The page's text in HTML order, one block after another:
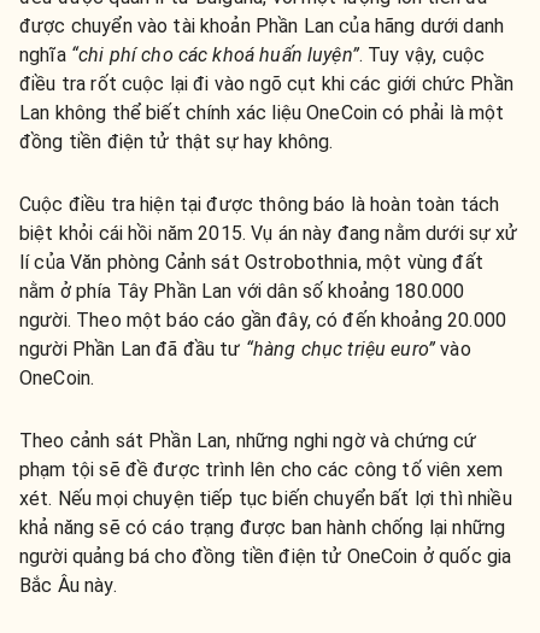
được chuyển vào tài khoản Phần Lan của hãng dưới danh
nghĩa “chi phí cho các khoá huấn luyện”. Tuy vậy, cuộc
điều tra rốt cuộc lại đi vào ngõ cụt khi các giới chức Phần
Lan không thể biết chính xác liệu OneCoin có phải là một
đồng tiền điện tử thật sự hay không.
Cuộc điều tra hiện tại được thông báo là hoàn toàn tách
biệt khỏi cái hồi năm 2015. Vụ án này đang nằm dưới sự xử
lí của Văn phòng Cảnh sát Ostrobothnia, một vùng đất
nằm ở phía Tây Phần Lan với dân số khoảng 180.000
người. Theo một báo cáo gần đây, có đến khoảng 20.000
người Phần Lan đã đầu tư “hàng chục triệu euro” vào
OneCoin.
Theo cảnh sát Phần Lan, những nghi ngờ và chứng cứ
phạm tội sẽ đề được trình lên cho các công tố viên xem
xét. Nếu mọi chuyện tiếp tục biến chuyển bất lợi thì nhiều
khả năng sẽ có cáo trạng được ban hành chống lại những
người quảng bá cho đồng tiền điện tử OneCoin ở quốc gia
Bắc Âu này.